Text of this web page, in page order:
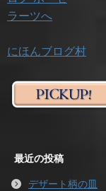
にほんブログ村
最近の投稿
デザート柄の皿